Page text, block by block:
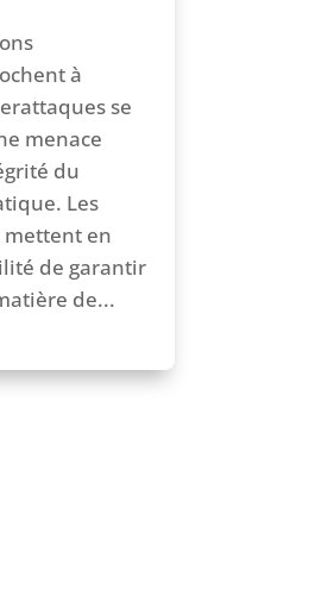
à
se
menace
du
Les
mettent en
de garantir
de...